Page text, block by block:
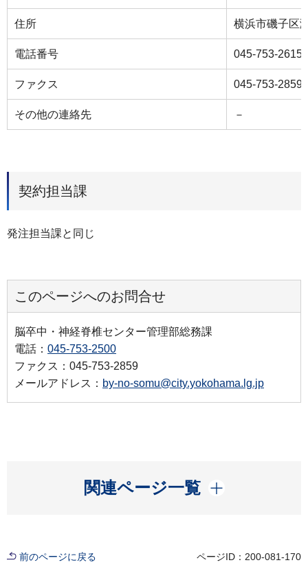
住所 横浜市磯子区
電話番号 045-753-2615
ファクス 045-753-2859
その他の連絡先 －
契約担当課
発注担当課と同じ
このページへのお問合せ
脳卒中・神経脊椎センター管理部総務課
電話： 045-753-2500
ファクス：045-753-2859
メールアドレス： by-no-somu@city.yokohama.lg.jp
関連ページ一覧
開く
前のページに戻る ページID：200-081-170